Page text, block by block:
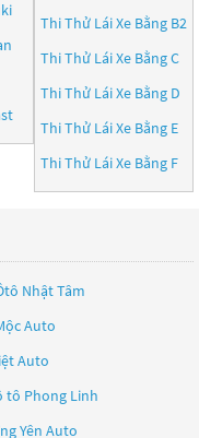
Thi Thử Lái Xe Bằng B2
Thi Thử Lái Xe Bằng C
Thi Thử Lái Xe Bằng D
Thi Thử Lái Xe Bằng E
Thi Thử Lái Xe Bằng F
Nhật Tâm
Auto
Auto
tô Phong Linh
Yên Auto